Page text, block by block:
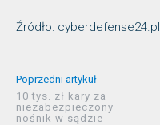
Źródło: cyberdefense24.pl
Poprzedni artykuł
10 tys. zł kary za
niezabezpieczony
nośnik w sądzie